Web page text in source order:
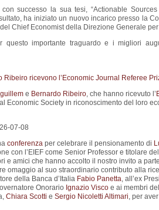
successo la sua tesi, “Actionable
ha iniziato un nuovo incarico presso la
Chief Economist della Direzione Generale
questo importante traguardo e i migliori
Ribeiro ricevono l’Economic Journal Referee
e Bernardo Ribeiro, che hanno ricevuto l’
Economic Society in riconoscimento del loro
07-08
conferenzaper celebrare il pensionamento di
con l’EIEF come Senior Professor e titolare
e amici che hanno accolto il nostro invito a
omaggio al suo straordinario contributo alla
della Banca d’Italia Fabio Panetta, all’ex
Onorario Ignazio Viscoe ai membri
Chiara Scotti e Sergio Nicoletti Altimari, per